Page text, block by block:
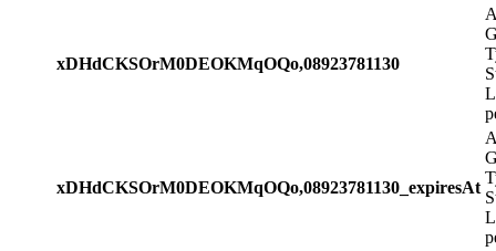
xDHdCKSOrM0DEOKMqOQo,08923781130
xDHdCKSOrM0DEOKMqOQo,08923781130_expiresAt